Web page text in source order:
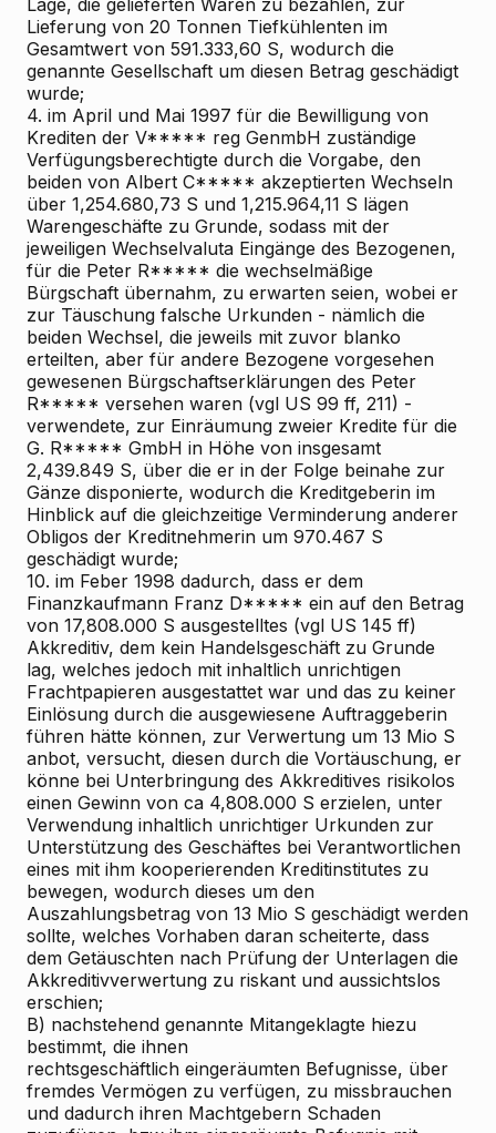
Lage, die gelieferten Waren zu bezahlen, zur
Lieferung von 20 Tonnen Tiefkühlenten im
Gesamtwert von 591.333,60 S, wodurch die
genannte Gesellschaft um diesen Betrag geschädigt
wurde;
4. im April und Mai 1997 für die Bewilligung von
Krediten der V***** reg GenmbH zuständige
Verfügungsberechtigte durch die Vorgabe, den
beiden von Albert C***** akzeptierten Wechseln
über 1,254.680,73 S und 1,215.964,11 S lägen
Warengeschäfte zu Grunde, sodass mit der
jeweiligen Wechselvaluta Eingänge des Bezogenen,
für die Peter R***** die wechselmäßige
Bürgschaft übernahm, zu erwarten seien, wobei er
zur Täuschung falsche Urkunden - nämlich die
beiden Wechsel, die jeweils mit zuvor blanko
erteilten, aber für andere Bezogene vorgesehen
gewesenen Bürgschaftserklärungen des Peter
R***** versehen waren (vgl US 99 ff, 211) -
verwendete, zur Einräumung zweier Kredite für die
G. R***** GmbH in Höhe von insgesamt
2,439.849 S, über die er in der Folge beinahe zur
Gänze disponierte, wodurch die Kreditgeberin im
Hinblick auf die gleichzeitige Verminderung anderer
Obligos der Kreditnehmerin um 970.467 S
geschädigt wurde;
10. im Feber 1998 dadurch, dass er dem
Finanzkaufmann Franz D***** ein auf den Betrag
von 17,808.000 S ausgestelltes (vgl US 145 ff)
Akkreditiv, dem kein Handelsgeschäft zu Grunde
lag, welches jedoch mit inhaltlich unrichtigen
Frachtpapieren ausgestattet war und das zu keiner
Einlösung durch die ausgewiesene Auftraggeberin
führen hätte können, zur Verwertung um 13 Mio S
anbot, versucht, diesen durch die Vortäuschung, er
könne bei Unterbringung des Akkreditives risikolos
einen Gewinn von ca 4,808.000 S erzielen, unter
Verwendung inhaltlich unrichtiger Urkunden zur
Unterstützung des Geschäftes bei Verantwortlichen
eines mit ihm kooperierenden Kreditinstitutes zu
bewegen, wodurch dieses um den
Auszahlungsbetrag von 13 Mio S geschädigt werden
sollte, welches Vorhaben daran scheiterte, dass
dem Getäuschten nach Prüfung der Unterlagen die
Akkreditivverwertung zu riskant und aussichtslos
erschien;
B) nachstehend genannte Mitangeklagte hiezu
bestimmt, die ihnen
rechtsgeschäftlich eingeräumten Befugnisse, über
fremdes Vermögen zu verfügen, zu missbrauchen
und dadurch ihren Machtgebern Schaden